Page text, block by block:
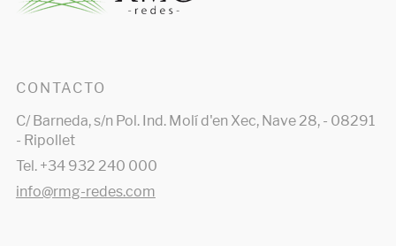
CONTACTO
C/ Barneda, s/n Pol. Ind. Molí d'en Xec, Nave 28, - 08291
- Ripollet
Tel. +34 932 240 000
info@rmg-redes.com